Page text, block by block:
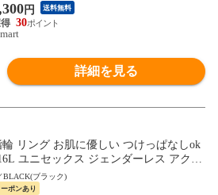
円 送料無料
30
詳細を見る
輪 リング お肌に優しい つけっぱなしok
ユニセックス ジェンダーレス アクセ
リー 錆びに強い Nei/nor ネイナー NnRI-0
BLACK(ブラック)
ーポンあり